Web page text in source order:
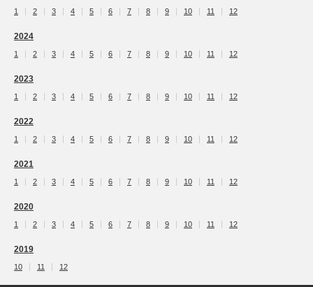
1 2 3 4 5 6 7 8 9 10 11 12
2024
1 2 3 4 5 6 7 8 9 10 11 12
2023
1 2 3 4 5 6 7 8 9 10 11 12
2022
1 2 3 4 5 6 7 8 9 10 11 12
2021
1 2 3 4 5 6 7 8 9 10 11 12
2020
1 2 3 4 5 6 7 8 9 10 11 12
2019
10 11 12